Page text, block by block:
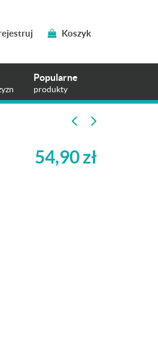
Koszyk
Popularne
produkty
54,90zł